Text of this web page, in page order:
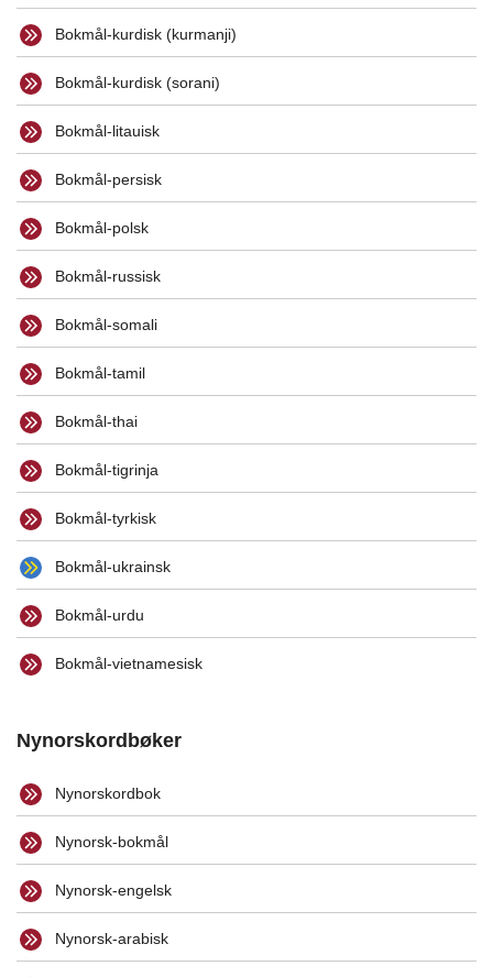
Bokmål-kurdisk (kurmanji)
Bokmål-kurdisk (sorani)
Bokmål-litauisk
Bokmål-persisk
Bokmål-polsk
Bokmål-russisk
Bokmål-somali
Bokmål-tamil
Bokmål-thai
Bokmål-tigrinja
Bokmål-tyrkisk
Bokmål-ukrainsk
Bokmål-urdu
Bokmål-vietnamesisk
Nynorskordbøker
Nynorskordbok
Nynorsk-bokmål
Nynorsk-engelsk
Nynorsk-arabisk